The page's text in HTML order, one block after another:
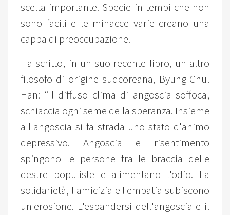
scelta importante. Specie in tempi che non
sono facili e le minacce varie creano una
cappa di preoccupazione.
Ha scritto, in un suo recente libro, un altro
filosofo di origine sudcoreana, Byung-Chul
Han: “Il diffuso clima di angoscia soffoca,
schiaccia ogni seme della speranza. Insieme
all'angoscia si fa strada uno stato d'animo
depressivo. Angoscia e risentimento
spingono le persone tra le braccia delle
destre populiste e alimentano l'odio. La
solidarietà, l'amicizia e l'empatia subiscono
un'erosione. L'espandersi dell'angoscia e il